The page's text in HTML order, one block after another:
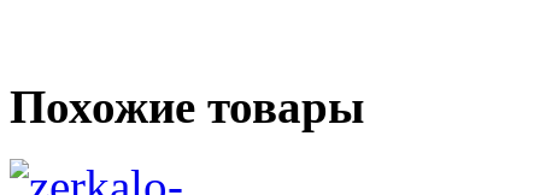
Похожие товары